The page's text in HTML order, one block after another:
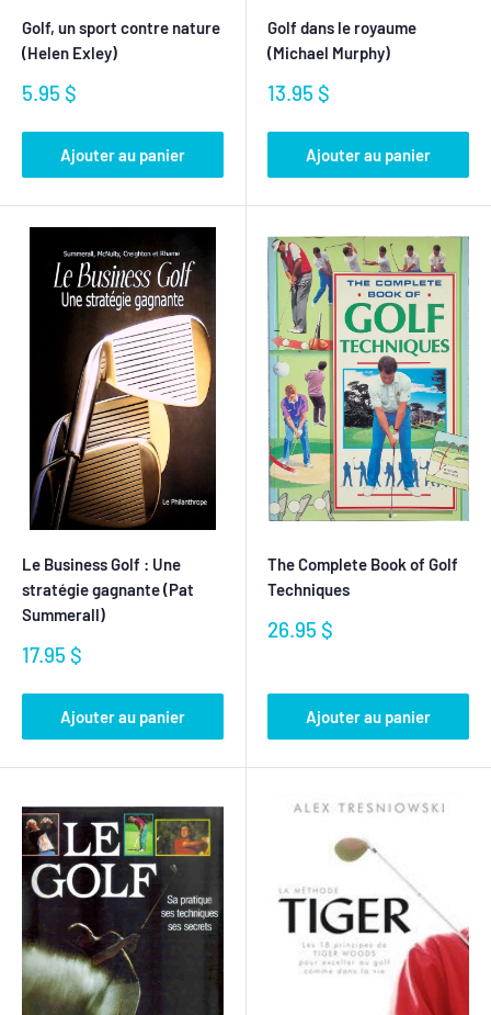
Golf, un sport contre nature
(Helen Exley)
Prix
5.95 $
Ajouter au panier
Golf dans le royaume
(Michael Murphy)
Prix
13.95 $
Ajouter au panier
Le Business Golf : Une
stratégie gagnante (Pat
Summerall)
Prix
17.95 $
Ajouter au panier
The Complete Book of Golf
Techniques
Prix
26.95 $
Ajouter au panier